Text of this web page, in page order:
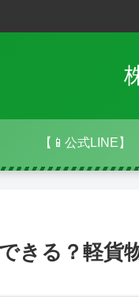
【📱公式LINE】
きる？軽貨